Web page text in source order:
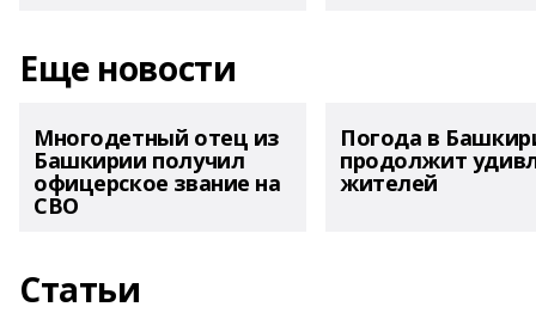
Еще новости
Многодетный отец из
Башкирии получил
офицерское звание на
СВО
Погода в
продолжит
жителей
Статьи